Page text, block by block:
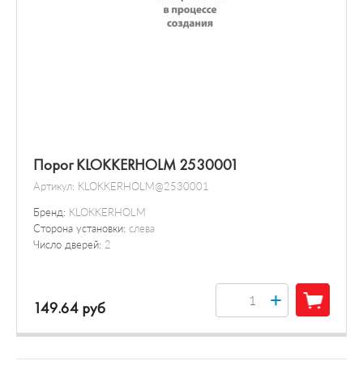
Порог KLOKKERHOLM 2530001
Артикул: KLOKKERHOLM@2530001
Бренд: KLOKKERHOLM
Сторона установки: слева
Число дверей: 2
149.64 руб +